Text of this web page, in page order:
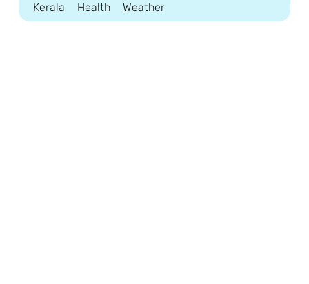
Kerala Health Weather